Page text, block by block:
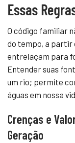
Essas
O código familiar
do tempo, a partir
entrelaçam para
Entender suas
um rio; permite
águas em nossa
Crenças e
Geração